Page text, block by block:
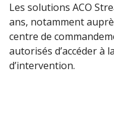
Les solutions ACO
ans, notamment
centre de
autorisés d’accéder à
d’intervention.